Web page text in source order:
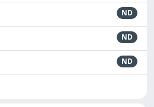
ND
ND
ND